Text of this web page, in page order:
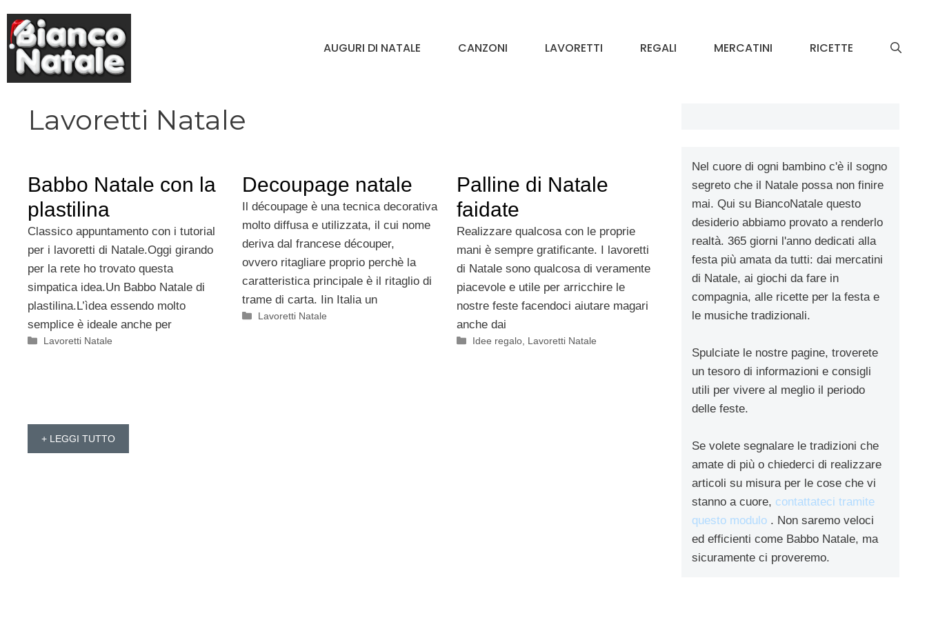
contenuto
AUGURI DI NATALE CANZONI LAVORETTI REGALI MERCATINI RICETTE
Lavoretti Natale
Babbo Natale con la
plastilina
Classico appuntamento con i tutorial
per i lavoretti di Natale.Oggi girando
per la rete ho trovato questa
simpatica idea.Un Babbo Natale di
plastilina.L’ìdea essendo molto
semplice è ideale anche per
Categorie
Lavoretti Natale
Decoupage natale
Il découpage è una tecnica decorativa
molto diffusa e utilizzata, il cui nome
deriva dal francese découper,
ovvero ritagliare proprio perchè la
caratteristica principale è il ritaglio di
trame di carta. Iin Italia un
Categorie
Lavoretti Natale
Palline di Natale
faidate
Realizzare qualcosa con le proprie
mani è sempre gratificante. I lavoretti
di Natale sono qualcosa di veramente
piacevole e utile per arricchire le
nostre feste facendoci aiutare magari
anche dai
Categorie
Idee regalo Lavoretti Natale
+ LEGGI TUTTO
Nel cuore di ogni bambino c'è il sogno
segreto che il Natale possa non finire
mai. Qui su BiancoNatale questo
desiderio abbiamo provato a renderlo
realtà. 365 giorni l'anno dedicati alla
festa più amata da tutti: dai mercatini
di Natale, ai giochi da fare in
compagnia, alle ricette per la festa e
le musiche tradizionali.
Spulciate le nostre pagine, troverete
un tesoro di informazioni e consigli
utili per vivere al meglio il periodo
delle feste.
Se volete segnalare le tradizioni che
amate di più o chiederci di realizzare
articoli su misura per le cose che vi
stanno a cuore, contattateci tramite
questo modulo . Non saremo veloci
ed efficienti come Babbo Natale, ma
sicuramente ci proveremo.